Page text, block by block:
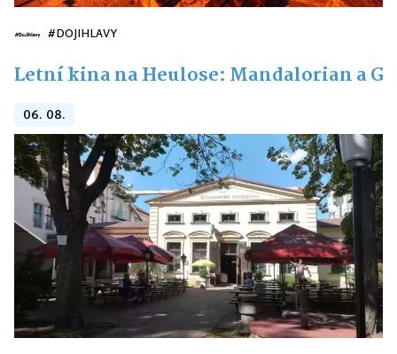
#DOJIHLAVY
Letní kina na Heulose: Mandalorian a
06. 08.